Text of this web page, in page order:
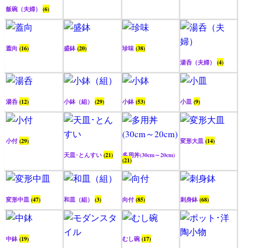
飯碗（夫婦） (6)
蓋向 (16) 盛鉢(20) 珍味 (38)
湯呑（夫婦） (4)
湯呑 (12) 小鉢（組）(29) 小鉢 (53) 小皿 (9)
小付 (29)
天皿･とんすい(21) 多用丼(30cm～20cm)
(21)
変形大皿 (14)
変形中皿 (47) 和皿（組）(3) 向付 (85) 刺身鉢 (68)
中鉢 (19)
むし碗 (17)